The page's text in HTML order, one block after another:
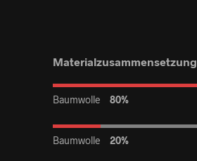
Materialzusammensetzung
Baumwolle 80%
Baumwolle 20%